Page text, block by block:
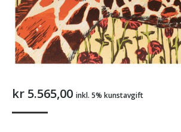
kr 5.565,00 inkl. 5% kunstavgift